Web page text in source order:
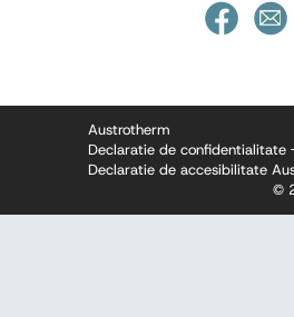
Austrotherm
Declaratie de confidentialitate
Declaratie de accesibilitate
©